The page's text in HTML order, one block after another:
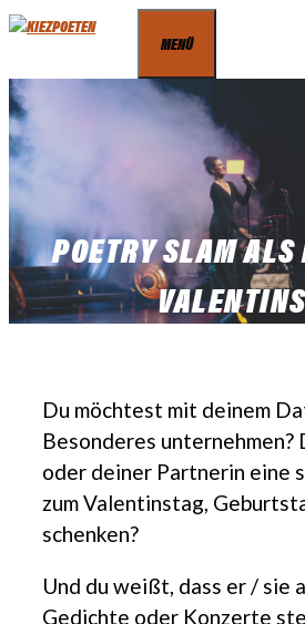
Zum
springen
MENÜ
POETRY SLAM
Du möchtest mit deinem
Besonderes unternehmen?
oder deiner Partnerin eine
zum Valentinstag,
schenken?
Und du weißt, dass er / sie
Gedichte oder Konzerte